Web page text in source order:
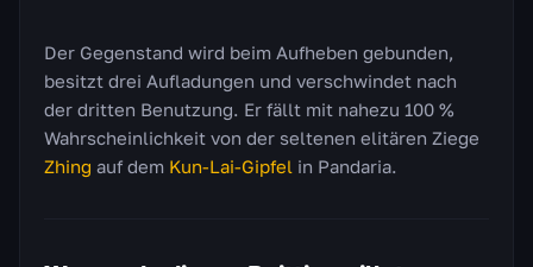
Der Gegenstand wird beim Aufheben gebunden,
besitzt drei Aufladungen und verschwindet nach
der dritten Benutzung. Er fällt mit nahezu 100 %
Wahrscheinlichkeit von der seltenen elitären Ziege
Zhing auf dem Kun-Lai-Gipfel in Pandaria.